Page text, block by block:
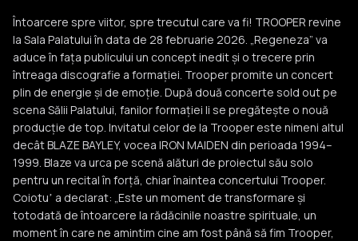
Întoarcere spre viitor, spre trecutul care va fi! TROOPER revine
la Sala Palatului în data de 28 februarie 2026. „Regeneza” va
aduce în fața publicului un concept inedit și o trecere prin
întreaga discografie a formației. Trooper promite un concert
plin de energie și de emoție. După două concerte sold out pe
scena Sălii Palatului, fanilor formației li se pregătește o nouă
producție de top. Invitatul celor de la Trooper este nimeni altul
decât BLAZE BAYLEY, vocea IRON MAIDEN din perioada 1994–
1999. Blaze va urca pe scenă alături de proiectul său solo
pentru un recital în forță, chiar înaintea concertului Trooper.
Coiotuʼ a declarat: „Este un moment de transformare și
totodată de întoarcere la rădăcinile noastre spirituale, un
moment în care ne amintim cine am fost până să fim Trooper,